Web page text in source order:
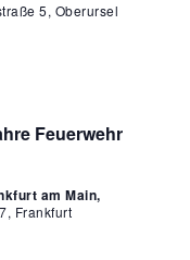
S
u
5, Oberursel
Feuerwehr
am Main,
Frankfurt